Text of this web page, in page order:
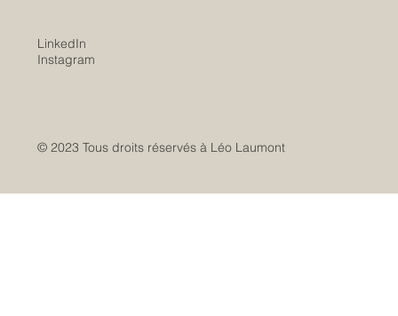
LinkedIn
Instagram
© 2023 Tous droits réservés à Léo Laumont